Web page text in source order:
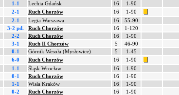
1-1 Lechia Gdańsk 16
1-90
2-1 Ruch Chorzów 16
1-90
2-1 Legia Warszawa 16
55-90
3-2 pd. Ruch Chorzów 16
1-120
2-2 Ruch Chorzów 16
1-90
3-1 Ruch II Chorzów 5
46-90
0-1 Górnik Wesoła (Mysłowice) 5
1-45
6-0 Ruch Chorzów 16
1-90
1-1 Śląsk Wrocław 16
1-90
0-1 Ruch Chorzów 16
1-90
1-1 Wisła Kraków 16
1-90
0-2 Ruch Chorzów 16
1-90